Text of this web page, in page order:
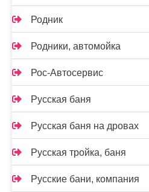
Родник
Родники, автомойка
Рос-Автосервис
Русская баня
Русская баня на дровах
Русская тройка, баня
Русские бани, компания